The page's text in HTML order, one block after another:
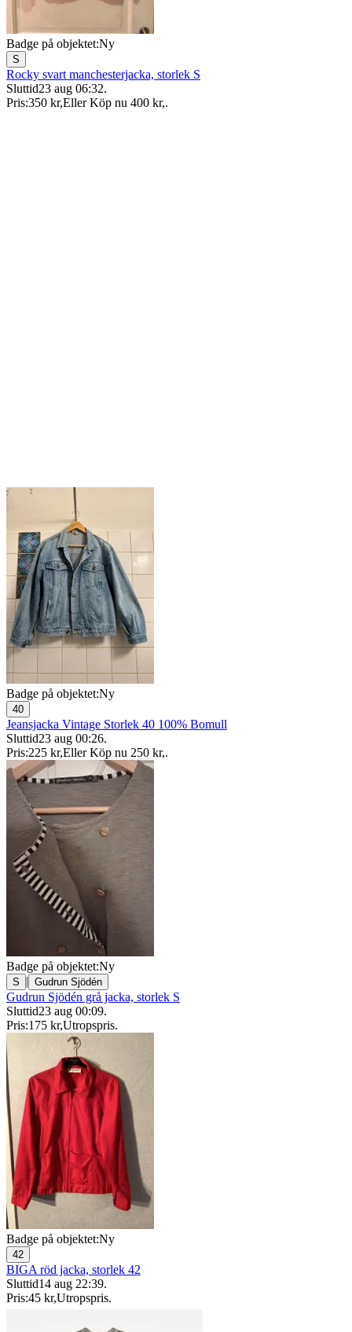
Badge på objektet:Ny
S
Rocky svart manchesterjacka, storlek S
Sluttid23 aug 06:32.
Pris:350 kr,Eller Köp nu 400 kr,.
Badge på objektet:Ny
40
Jeansjacka Vintage Storlek 40 100% Bomull
Sluttid23 aug 00:26.
Pris:225 kr,Eller Köp nu 250 kr,.
Badge på objektet:Ny
S | Gudrun Sjödén
Gudrun Sjödén grå jacka, storlek S
Sluttid23 aug 00:09.
Pris:175 kr,Utropspris.
Badge på objektet:Ny
42
BIGA röd jacka, storlek 42
Sluttid14 aug 22:39.
Pris:45 kr,Utropspris.